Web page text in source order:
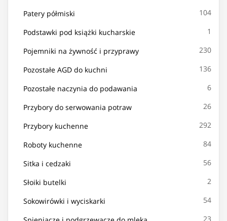
Patery półmiski 104
Podstawki pod książki kucharskie 1
Pojemniki na żywność i przyprawy 230
Pozostałe AGD do kuchni 136
Pozostałe naczynia do podawania 6
Przybory do serwowania potraw 26
Przybory kuchenne 292
Roboty kuchenne 84
Sitka i cedzaki 56
Słoiki butelki 2
Sokowirówki i wyciskarki 54
23